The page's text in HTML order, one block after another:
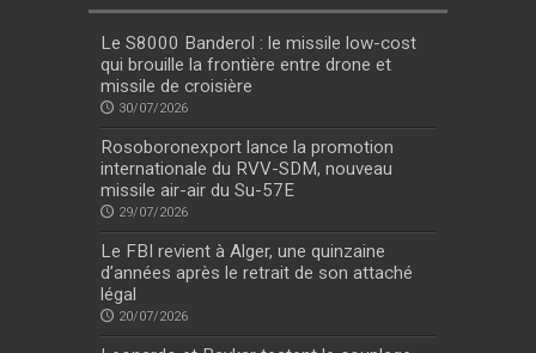
Le S8000 Banderol : le missile low-cost
qui brouille la frontière entre drone et
missile de croisière
30/07/2026
Rosoboronexport lance la promotion
internationale du RVV-SDM, nouveau
missile air-air du Su-57E
29/07/2026
Le FBI revient à Alger, une quinzaine
d’années après le retrait de son attaché
légal
20/07/2026